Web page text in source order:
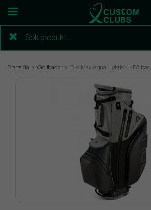
Startsida Golfbagar Big Max Aqua Hybrid 4 - Bärbag